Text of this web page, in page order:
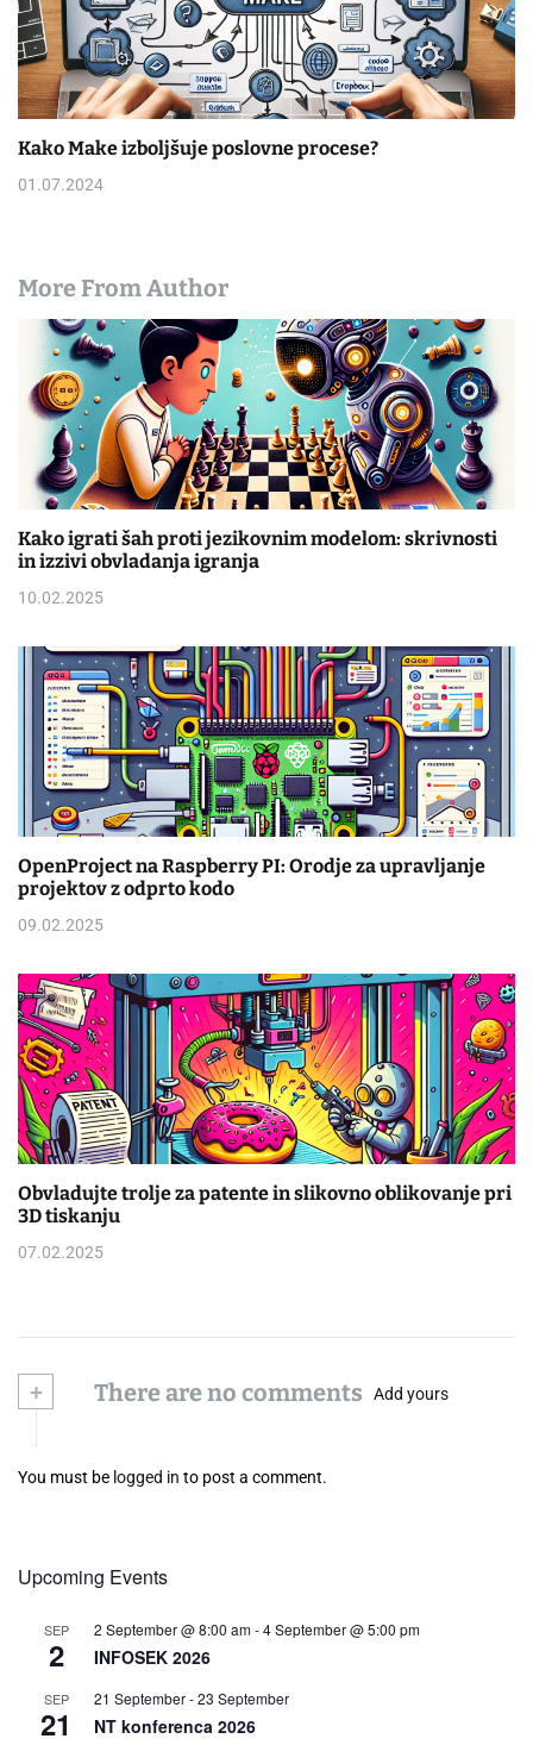
Kako Make izboljšuje poslovne procese?
01.07.2024
More From Author
Kako igrati šah proti jezikovnim modelom: skrivnosti
in izzivi obvladanja igranja
10.02.2025
OpenProject na Raspberry PI: Orodje za upravljanje
projektov z odprto kodo
09.02.2025
Obvladujte trolje za patente in slikovno oblikovanje pri
3D tiskanju
07.02.2025
+ There are no comments Add yours
You must be logged in to post a comment.
Upcoming Events
SEP
2
2 September @ 8:00 am-4 September @ 5:00 pm
INFOSEK 2026
SEP
21
21 September-23 September
NT konferenca 2026